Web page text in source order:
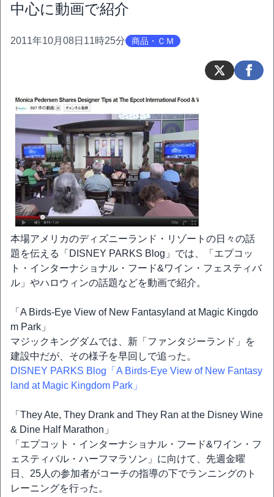
中心に動画で紹介
2011年10月08日11時25分 商品・ＣＭ
本場アメリカのディズニーランド・リゾートの日々の話
題を伝える「DISNEY PARKS Blog」では、「エプコッ
ト・インターナショナル・フード&ワイン・フェスティバ
ル」やハロウィンの話題などを動画で紹介。
「A Birds-Eye View of New Fantasyland at Magic Kingdo
m Park」
マジックキングダムでは、新「ファンタジーランド」を
建設中だが、その様子を早回しで追った。
DISNEY PARKS Blog「A Birds-Eye View of New Fantasy
land at Magic Kingdom Park」
「They Ate, They Drank and They Ran at the Disney Wine
& Dine Half Marathon」
「エプコット・インターナショナル・フード&ワイン・フ
ェスティバル・ハーフマラソン」に向けて、先週金曜
日、25人の参加者がコーチの指導の下でランニングのト
レーニングを行った。